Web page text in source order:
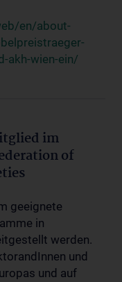
en/about-
akh-wien-ein/
im
of
geeignete
in
werden.
und
und auf